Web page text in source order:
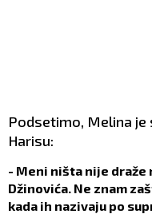
Podsetimo, Melina
Harisu:
- Meni ništa nije draže
Džinovića. Ne znam
kada ih nazivaju po